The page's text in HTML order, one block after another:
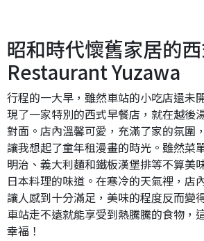
昭和時代懷舊家居的
Restaurant Yuzawa
行程的一大早，雖然車站的小吃店還未
現了一家特別的西式早餐店，就在越後
對面。店內溫馨可愛，充滿了家的氛圍
讓我想起了童年租漫畫的時光。雖然菜
明治、義大利麵和鐵板漢堡排等不算美
日本料理的味道。在寒冷的天氣裡，店
讓人感到十分滿足，美味的程度反而變
車站走不遠就能享受到熱騰騰的食物，
幸福！